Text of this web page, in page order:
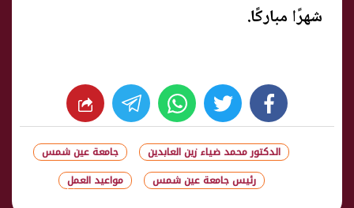
شهرًا مباركًا.
facebook
twitter
whats
شارك
الدكتور محمد ضياء زين العابدين
جامعة عين شمس
رئيس جامعة عين شمس
مواعيد العمل